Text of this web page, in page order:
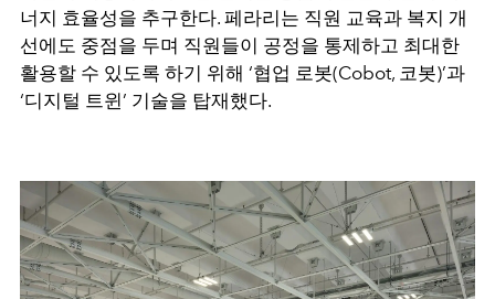
너지 효율성을 추구한다. 페라리는 직원 교육과 복지 개
선에도 중점을 두며 직원들이 공정을 통제하고 최대한
활용할 수 있도록 하기 위해 ‘협업 로봇(Cobot, 코봇)’과
‘디지털 트윈’ 기술을 탑재했다.